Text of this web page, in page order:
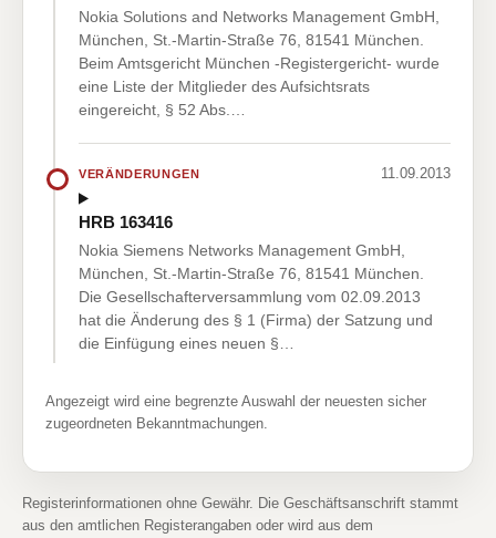
Nokia Solutions and Networks Management GmbH,
München, St.-Martin-Straße 76, 81541 München.
Beim Amtsgericht München -Registergericht- wurde
eine Liste der Mitglieder des Aufsichtsrats
eingereicht, § 52 Abs.…
VERÄNDERUNGEN 11.09.2013
HRB 163416
Nokia Siemens Networks Management GmbH,
München, St.-Martin-Straße 76, 81541 München.
Die Gesellschafterversammlung vom 02.09.2013
hat die Änderung des § 1 (Firma) der Satzung und
die Einfügung eines neuen §…
Angezeigt wird eine begrenzte Auswahl der neuesten sicher
zugeordneten Bekanntmachungen.
Registerinformationen ohne Gewähr. Die Geschäftsanschrift stammt
aus den amtlichen Registerangaben oder wird aus dem